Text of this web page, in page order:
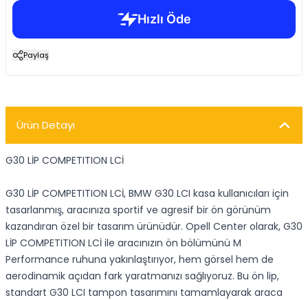
Paylaş
Ürün Detayı
G30 LİP COMPETITION LCİ
G30 LİP COMPETITION LCİ, BMW G30 LCI kasa kullanıcıları için
tasarlanmış, aracınıza sportif ve agresif bir ön görünüm
kazandıran özel bir tasarım ürünüdür. Opell Center olarak, G30
LİP COMPETITION LCİ ile aracınızın ön bölümünü M
Performance ruhuna yakınlaştırıyor, hem görsel hem de
aerodinamik açıdan fark yaratmanızı sağlıyoruz. Bu ön lip,
standart G30 LCI tampon tasarımını tamamlayarak araca